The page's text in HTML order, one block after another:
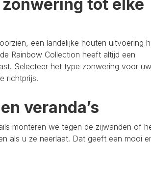
tot elke
een landelijke houten uitvoering
Rainbow Collection heeft altijd een
Selecteer het type zonwering voor uw
richtprijs.
veranda’s
monteren we tegen de zijwanden of
als u ze neerlaat. Dat geeft een mooi